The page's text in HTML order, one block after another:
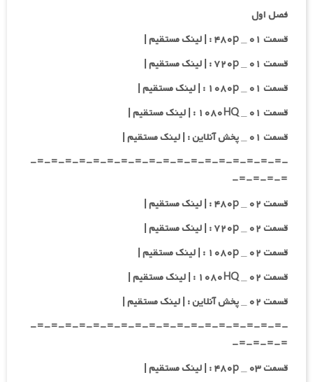
فصل اول
قسمت ۰۱ _ ۴۸۰p : | لینک مستقیم |
قسمت ۰۱ _ ۷۲۰p : | لینک مستقیم |
قسمت ۰۱ _ ۱۰۸۰p : | لینک مستقیم |
قسمت ۰۱ _ ۱۰۸۰HQ : | لینک مستقیم |
قسمت ۰۱ _ پخش آنلاین : | لینک مستقیم |
-=-=-=-=-=-=-=-=-=-=-=-=-=-=-=-=-=-=-
=-=-=-=-
قسمت ۰۲ _ ۴۸۰p : | لینک مستقیم |
قسمت ۰۲ _ ۷۲۰p : | لینک مستقیم |
قسمت ۰۲ _ ۱۰۸۰p : | لینک مستقیم |
قسمت ۰۲ _ ۱۰۸۰HQ : | لینک مستقیم |
قسمت ۰۲ _ پخش آنلاین : | لینک مستقیم |
-=-=-=-=-=-=-=-=-=-=-=-=-=-=-=-=-=-=-
=-=-=-=-
قسمت ۰۳ _ ۴۸۰p : | لینک مستقیم |